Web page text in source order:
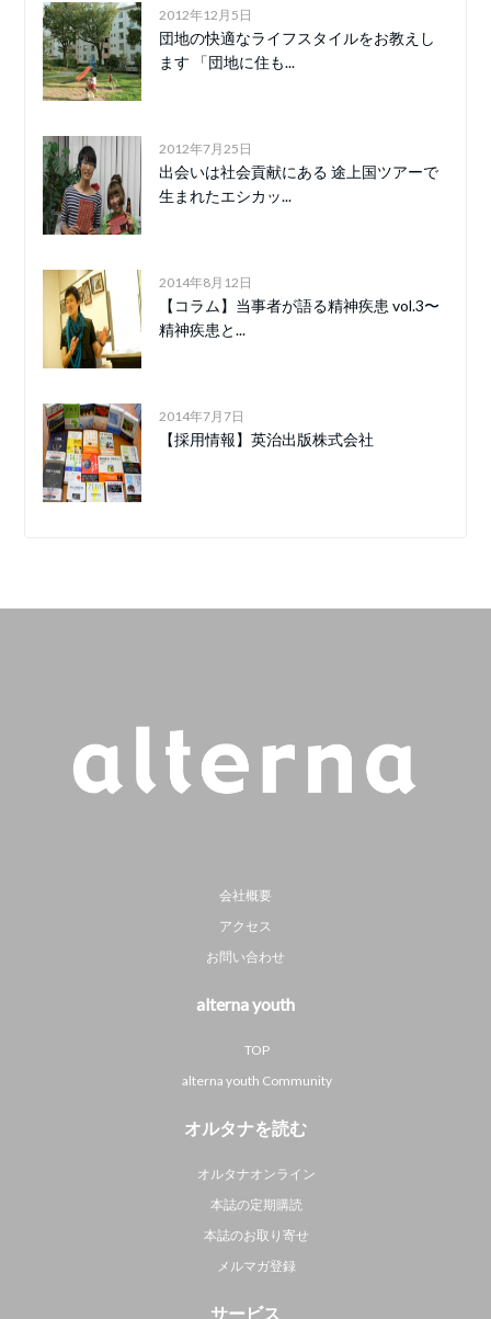
2012年12月5日
団地の快適なライフスタイルをお教えし
ます 「団地に住も...
2012年7月25日
出会いは社会貢献にある 途上国ツアーで
生まれたエシカッ...
2014年8月12日
【コラム】当事者が語る精神疾患 vol.3〜
精神疾患と...
2014年7月7日
【採用情報】英治出版株式会社
会社概要
アクセス
お問い合わせ
alterna youth
TOP
alterna youth Community
オルタナを読む
オルタナオンライン
本誌の定期購読
本誌のお取り寄せ
メルマガ登録
サービス